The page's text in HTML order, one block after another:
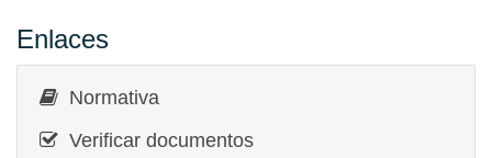
Enlaces
Normativa
Verificar documentos